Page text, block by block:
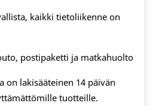
kaikki tietoliikenne on
postipaketti ja matkahuolto
on lakisääteinen 14 päivän
tuotteille.